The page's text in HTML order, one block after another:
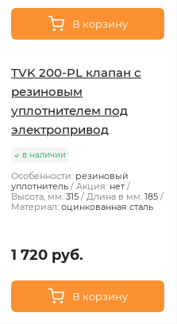
В корзину
TVK 200-PL клапан с
резиновым
уплотнителем под
электропривод
в наличии
Особенности: резиновый
уплотнитель
Акция: нет
Высота, мм: 315 Длина в мм: 185
Материал: оцинкованная сталь
1 720 руб.
В корзину